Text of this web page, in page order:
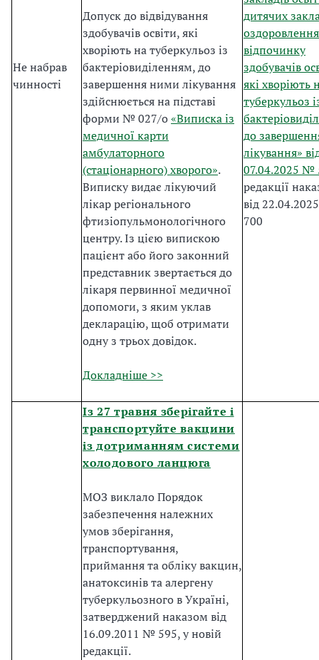
Не набрав
чинності
Допуск до відвідування
здобувачів освіти, які
хворіють на туберкульоз із
бактеріовиділенням, до
завершення ними лікування
здійснюється на підставі
форми № 027/о«Виписка із
медичної карти
амбулаторного
(стаціонарного) хворого».
Виписку видає лікуючий
лікар регіонального
фтизіопульмонологічного
центру. Із цією випискою
пацієнт або його законний
представник звертається до
лікаря первинної медичної
допомоги, з яким уклав
декларацію, щоб отримати
одну з трьох довідок.
Докладніше >>
дитячих
відпочинку
здобувачів
які хворіють
туберкульоз
до
лікування»
07.04.2025 №
редакції
від
700
Із 27 травня зберігайте і
транспортуйте вакцини
із дотриманням системи
холодового ланцюга
МОЗ виклало Порядок
забезпечення належних
умов зберігання,
транспортування,
приймання та обліку вакцин,
анатоксинів та алергену
туберкульозного в Україні,
затверджений наказом від
16.09.2011 № 595, у новій
редакції.